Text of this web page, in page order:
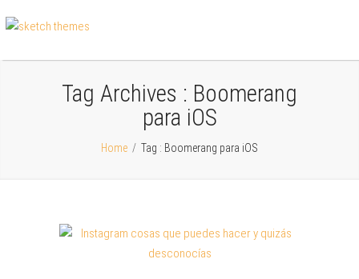
Tag Archives : Boomerang
para iOS
Home / Tag : Boomerang para iOS